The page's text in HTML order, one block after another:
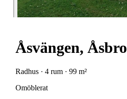
Åsvängen, Åsbro
Radhus · 4 rum · 99 m²
Omöblerat